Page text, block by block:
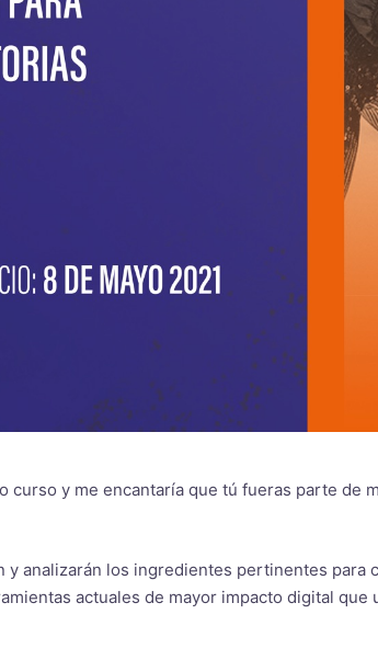
curso y me encantaría que tú fueras parte de
y analizarán los ingredientes pertinentes para
actuales de mayor impacto digital